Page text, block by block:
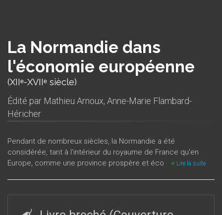
La Normandie dans
l'économie européenne
(XIIᵉ-XVIIᵉ siècle)
Édité par Mathieu Arnoux, Anne-Marie Flambard-
Héricher
Pendant de nombreux siècles, la Normandie a été
considérée, tant à l'intérieur du royaume de France qu'en
Europe, comme une province prospère et économiquement
témoignent de cette richesse, qui faisait d'elle la province la
plus peuplée du royaume et la première contributrice à ses
Lire la suite